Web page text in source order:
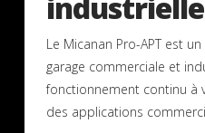
Le Micanan Pro-APT est
garage commerciale et
fonctionnement continu à
des applications